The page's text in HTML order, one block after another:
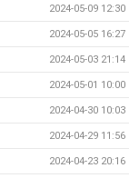
2024-05-09 12:30
2024-05-05 16:27
2024-05-03 21:14
2024-05-01 10:00
2024-04-30 10:03
2024-04-29 11:56
2024-04-23 20:16